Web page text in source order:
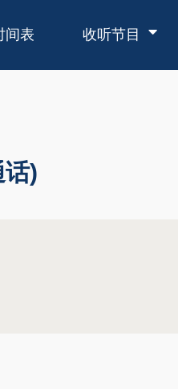
间表 收听节目
)